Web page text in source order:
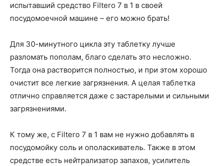
испытавший средство Filtero 7 в 1 в своей
посудомоечной машине – его можно брать!
Для 30-минутного цикла эту таблетку лучше
разломать пополам, благо сделать это несложно.
Тогда она растворится полностью, и при этом хорошо
очистит все легкие загрязнения. А целая таблетка
отлично справляется даже с застарелыми и сильными
загрязнениями.
К тому же, с Filtero 7 в 1 вам не нужно добавлять в
посудомойку соль и ополаскиватель. Также в этом
средстве есть нейтрализатор запахов, усилитель